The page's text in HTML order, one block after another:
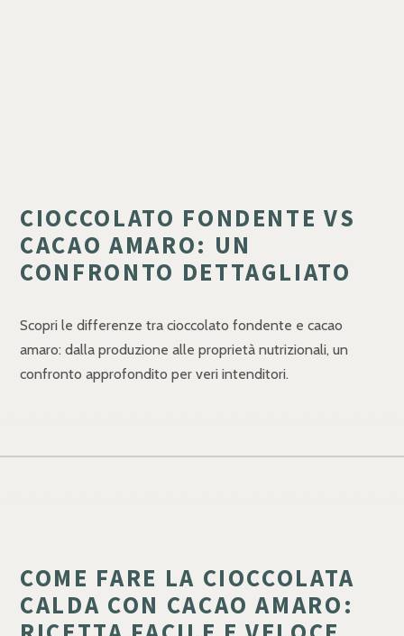
CIOCCOLATO FONDENTE VS
CACAO AMARO: UN
CONFRONTO DETTAGLIATO
Scopri le differenze tra cioccolato fondente e cacao
amaro: dalla produzione alle proprietà nutrizionali, un
confronto approfondito per veri intenditori.
COME FARE LA CIOCCOLATA
CALDA CON CACAO AMARO: